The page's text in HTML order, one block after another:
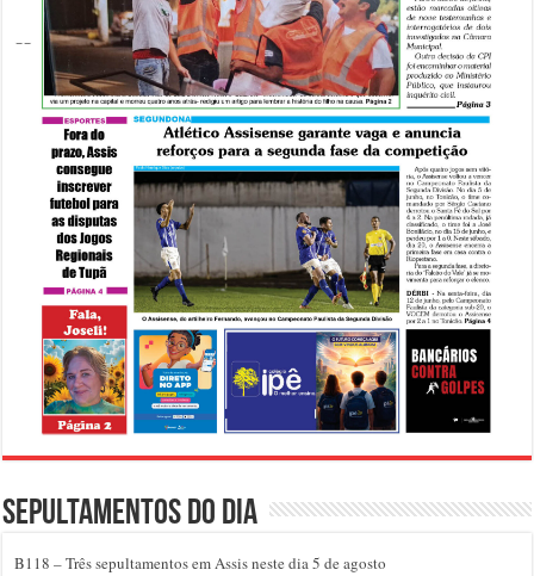
Sepultamentos do dia
B118 – Três sepultamentos em Assis neste dia 5 de agosto